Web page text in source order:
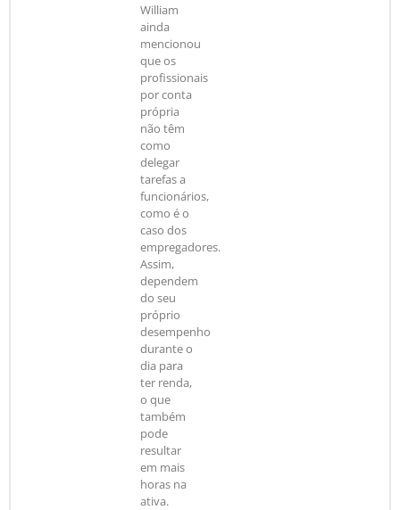
William
ainda
mencionou
que os
profissionais
por conta
própria
não têm
como
delegar
tarefas a
funcionários,
como é o
caso dos
empregadores.
Assim,
dependem
do seu
próprio
desempenho
durante o
dia para
ter renda,
o que
também
pode
resultar
em mais
horas na
ativa.